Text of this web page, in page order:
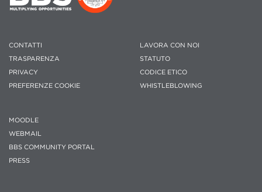
CONTATTI
TRASPARENZA
PRIVACY
PREFERENZE COOKIE
LAVORA CON NOI
STATUTO
CODICE ETICO
WHISTLEBLOWING
MOODLE
WEBMAIL
BBS COMMUNITY PORTAL
PRESS